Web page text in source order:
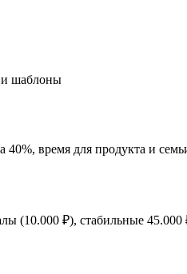
и шаблоны
40%, время для продукта и
(10.000 ₽), стабильные 45.000